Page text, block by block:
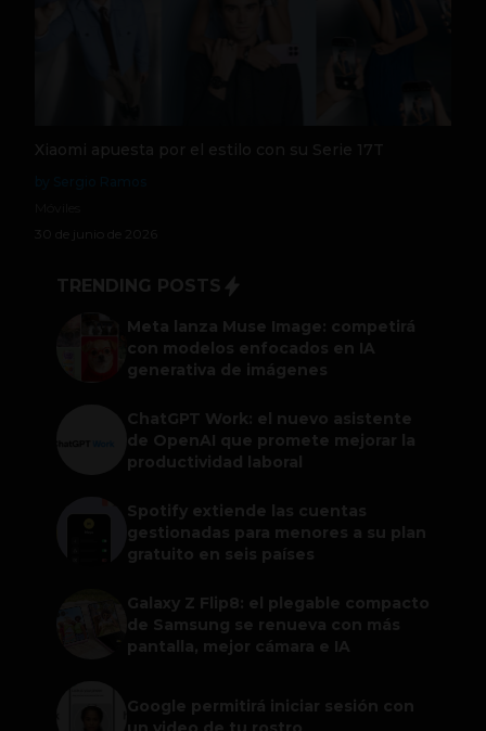
Xiaomi apuesta por el estilo con su Serie 17T
30 de junio de 2026
TRENDING POSTS
Meta lanza Muse Image: competirá
con modelos enfocados en IA
generativa de imágenes
ChatGPT Work: el nuevo asistente
de OpenAI que promete mejorar la
productividad laboral
Spotify extiende las cuentas
gestionadas para menores a su plan
gratuito en seis países
Galaxy Z Flip8: el plegable compacto
de Samsung se renueva con más
pantalla, mejor cámara e IA
Google permitirá iniciar sesión con